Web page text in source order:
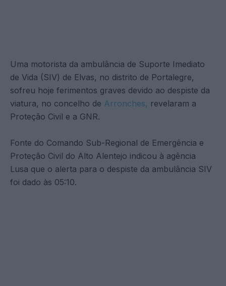
Uma motorista da ambulância de Suporte Imediato
de Vida (SIV) de Elvas, no distrito de Portalegre,
sofreu hoje ferimentos graves devido ao despiste da
viatura, no concelho de Arronches, revelaram a
Proteção Civil e a GNR.
Fonte do Comando Sub-Regional de Emergência e
Proteção Civil do Alto Alentejo indicou à agência
Lusa que o alerta para o despiste da ambulância SIV
foi dado às 05:10.